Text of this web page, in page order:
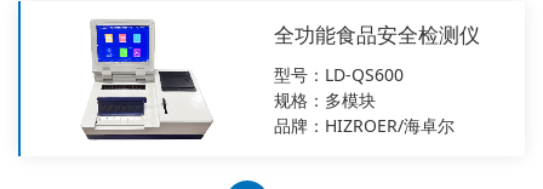
全功能食品安全检测仪
型号：LD-QS600
规格：多模块
品牌：HIZROER/海卓尔